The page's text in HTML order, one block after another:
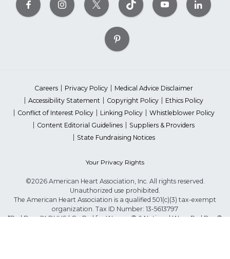
Careers Privacy Policy
Medical Advice Disclaimer
Accessibility Statement
Copyright Policy
Ethics Policy
Conflict of Interest Policy
Linking Policy
Whistleblower Policy
Content Editorial Guidelines
Suppliers & Providers
State Fundraising Notices
Your Privacy Rights
©2026 American Heart Association, Inc. All rights reserved.
Unauthorized use prohibited.
The American Heart Association is a qualified 501(c)(3) tax-exempt
organization. Tax ID Number: 13-5613797
*Red Dress™ DHHS | Go Red for Women® & National Wear Red Day®